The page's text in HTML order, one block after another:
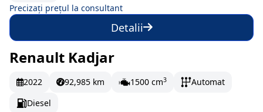
Precizați prețul la consultant
Detalii
La comandă
Renault Kadjar
2022 92,985 km 1500 cm3
Automat
Diesel